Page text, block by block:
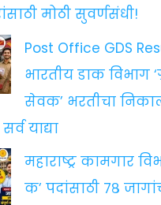
मोठी सुवर्णसंधी!
Post Office GDS
भारतीय डाक विभाग
सेवक’ भरतीचा
याद्या
महाराष्ट्र कामगार
क’ पदांसाठी ७८